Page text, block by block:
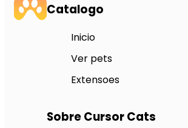
Catalogo
Inicio
Ver pets
Extensoes
Sobre Cursor Cats